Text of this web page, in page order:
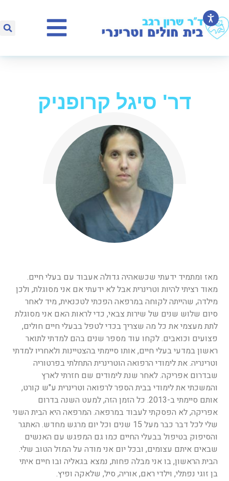
דר' סיגל קרופניק
מאז ומתמיד ידעתי שכשאהיה גדולה אעבוד עם בעלי חיים.
מאוד רציתי להיות וטרינרית אבל לא ידעתי אם אני מסוגלת, ולכן
מילדה, שהייתה לקוחה במרפאה הפכתי לטכנאית, מיד לאחר
סיום שלוש שנים של שירות צבאי, כדי לראות האם אני מסוגלת
לתת מעצמי את כל מה שצריך בכדי לטפל בבעלי חיים חולים,
פצועים וכואבים. לקחו עוד מספר שנים בהם למדתי לתואר
ראשון במדעי בעלי חיים, אותו סיימתי בהצטיינות ולאחריו למדתי
וטרינריה. את לימודי הרפואה הוטרינרית התחלתי בפרטוריה
שבדרום אפריקה. לאחר שנת לימודים שם חזרתי לארץ
והמשכתי את לימודי בבית הספר לרפואה וטרינרית ע"ש קורט,
אותם סיימתי ב-2013. כל הזמן הזה, למעט השנה בדרום
אפריקה, לא הפסקתי לעבוד במרפאה. המרפאה היא הבית השני
שלי לכל דבר כבר מעל 15 שנים וכל יום מרגש מחדש. האתגר
והסיפוק בטיפול בבעלי החיים כמו גם המפגש עם האנשים
שבאים איתם עצומים, ובכל יום אני מודה על המזל הטוב שלי.
הבית הראשון, בו אני מבלה פחות, נמצא בגאליה ובו חיים איתי
בן זוגי נפתלי, וילדי ראם, אוריה, סיל, שלאקה ופיץ.